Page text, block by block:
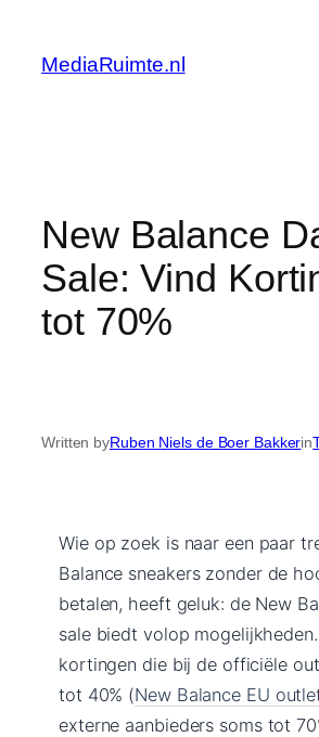
content
MediaRuimte.nl
New Balance
Sale: Vind
tot 70%
Written byRuben Niels de Boer Bakkerin
Wie op zoek is naar een paar
Balance sneakers zonder de
betalen, heeft geluk: de New
sale biedt volop
kortingen die bij de officiële
tot 40% (New Balance EU
externe aanbieders soms tot